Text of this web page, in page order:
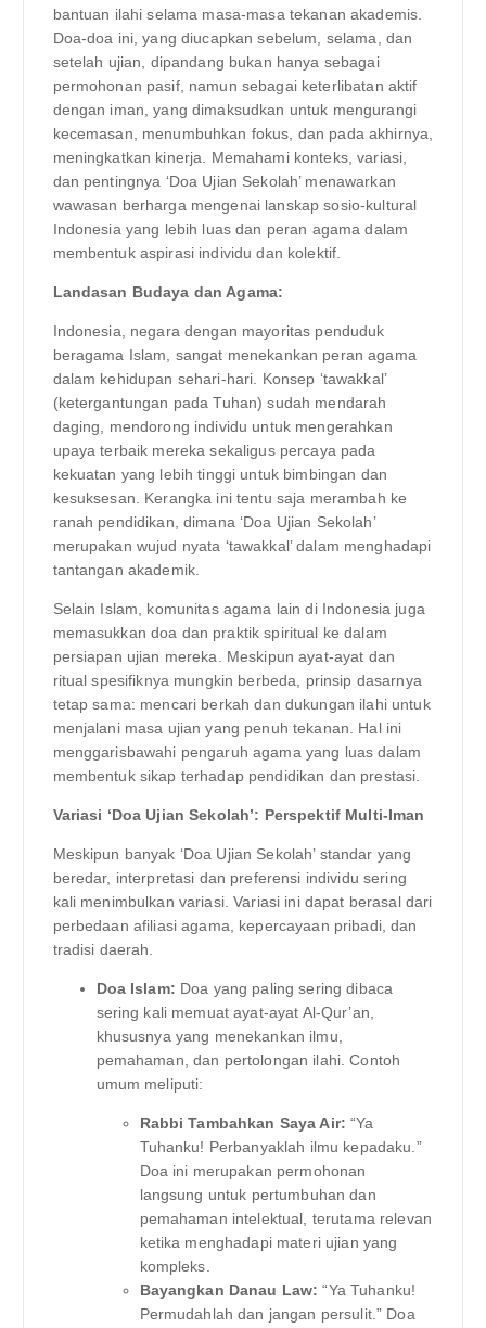
bantuan ilahi selama masa-masa tekanan akademis.
Doa-doa ini, yang diucapkan sebelum, selama, dan
setelah ujian, dipandang bukan hanya sebagai
permohonan pasif, namun sebagai keterlibatan aktif
dengan iman, yang dimaksudkan untuk mengurangi
kecemasan, menumbuhkan fokus, dan pada akhirnya,
meningkatkan kinerja. Memahami konteks, variasi,
dan pentingnya ‘Doa Ujian Sekolah’ menawarkan
wawasan berharga mengenai lanskap sosio-kultural
Indonesia yang lebih luas dan peran agama dalam
membentuk aspirasi individu dan kolektif.
Landasan Budaya dan Agama:
Indonesia, negara dengan mayoritas penduduk
beragama Islam, sangat menekankan peran agama
dalam kehidupan sehari-hari. Konsep ‘tawakkal’
(ketergantungan pada Tuhan) sudah mendarah
daging, mendorong individu untuk mengerahkan
upaya terbaik mereka sekaligus percaya pada
kekuatan yang lebih tinggi untuk bimbingan dan
kesuksesan. Kerangka ini tentu saja merambah ke
ranah pendidikan, dimana ‘Doa Ujian Sekolah’
merupakan wujud nyata ‘tawakkal’ dalam menghadapi
tantangan akademik.
Selain Islam, komunitas agama lain di Indonesia juga
memasukkan doa dan praktik spiritual ke dalam
persiapan ujian mereka. Meskipun ayat-ayat dan
ritual spesifiknya mungkin berbeda, prinsip dasarnya
tetap sama: mencari berkah dan dukungan ilahi untuk
menjalani masa ujian yang penuh tekanan. Hal ini
menggarisbawahi pengaruh agama yang luas dalam
membentuk sikap terhadap pendidikan dan prestasi.
Variasi ‘Doa Ujian Sekolah’: Perspektif Multi-Iman
Meskipun banyak ‘Doa Ujian Sekolah’ standar yang
beredar, interpretasi dan preferensi individu sering
kali menimbulkan variasi. Variasi ini dapat berasal dari
perbedaan afiliasi agama, kepercayaan pribadi, dan
tradisi daerah.
Doa Islam: Doa yang paling sering dibaca
sering kali memuat ayat-ayat Al-Qur’an,
khususnya yang menekankan ilmu,
pemahaman, dan pertolongan ilahi. Contoh
umum meliputi:
Rabbi Tambahkan Saya Air: “Ya
Tuhanku! Perbanyaklah ilmu kepadaku.”
Doa ini merupakan permohonan
langsung untuk pertumbuhan dan
pemahaman intelektual, terutama relevan
ketika menghadapi materi ujian yang
kompleks.
Bayangkan Danau Law: “Ya Tuhanku!
Permudahlah dan jangan persulit.” Doa